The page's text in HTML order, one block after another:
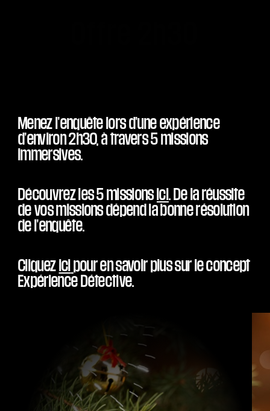
Menez l'enquête lors d'une expérience
d'environ 2h30, à travers 5 missions
immersives.
Découvrez les5 missionsici. De la réussite
de vos missions dépend la bonne résolution
de l'enquête.
Cliquezici pour en savoir plus sur le concept
Expérience Détective.